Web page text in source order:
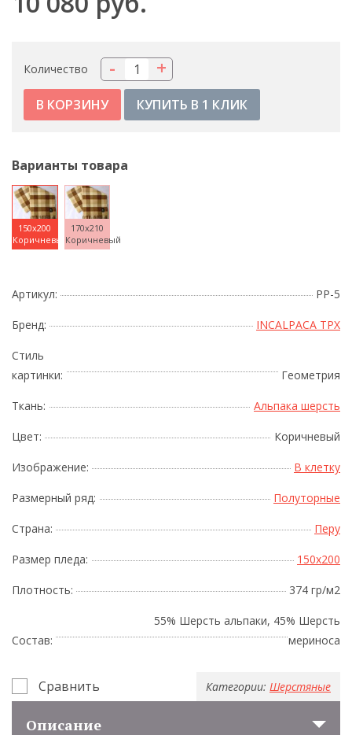
Количество +
-
КУПИТЬ В 1 КЛИК
Варианты товара
150x200
Коричневый
170x210
Коричневый
Артикул: PP-5
Бренд: INCALPACA TPX
Стиль
картинки:
Геометрия
Ткань: Альпака шерсть
Цвет: Коричневый
Изображение: В клетку
Размерный ряд: Полуторные
Страна: Перу
Размер пледа: 150x200
Плотность: 374 гр/м2
Состав:
55% Шерсть альпаки, 45% Шерсть
мериноса
Сравнить Категории: Шерстяные
Описание